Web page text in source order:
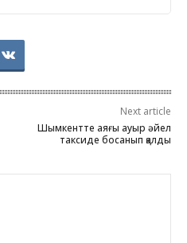
Next article
Шымкентте аяғы ауыр әйел
таксиде босанып қалды